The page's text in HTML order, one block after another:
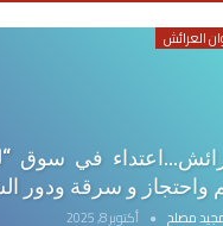
العرائش
في سوق
واحتجاز و سرقة ودور
مصلح
أكتوبر 8, 2025